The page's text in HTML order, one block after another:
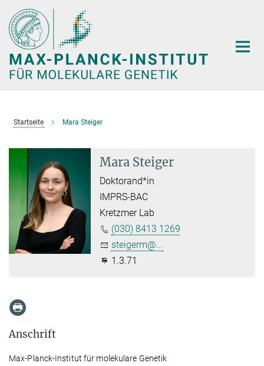
Hauptinhalt
Startseite Mara Steiger
Mara Steiger
Doktorand*in
IMPRS-BAC
Kretzmer Lab
(030) 8413 1269
steigerm@...
1.3.71
Anschrift
Max-Planck-Institut für molekulare Genetik